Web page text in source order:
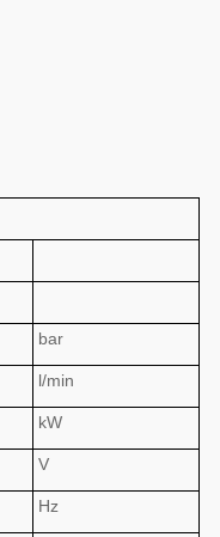
bar
l/min
kW
V
Hz